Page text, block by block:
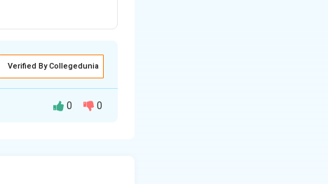
Verified By Collegedunia
0 0